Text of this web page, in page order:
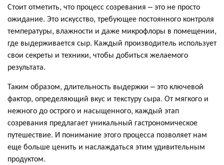
Стоит отметить, что процесс созревания – это не просто
ожидание. Это искусство, требующее постоянного контроля
температуры, влажности и даже микрофлоры в помещении,
где выдерживается сыр. Каждый производитель использует
свои секреты и техники, чтобы добиться желаемого
результата.
Таким образом, длительность выдержки – это ключевой
фактор, определяющий вкус и текстуру сыра. От мягкого и
нежного до острого и насыщенного, каждый этап
созревания предлагает уникальный гастрономическое
путешествие. И понимание этого процесса позволяет нам
еще больше ценить и наслаждаться этим удивительным
продуктом.